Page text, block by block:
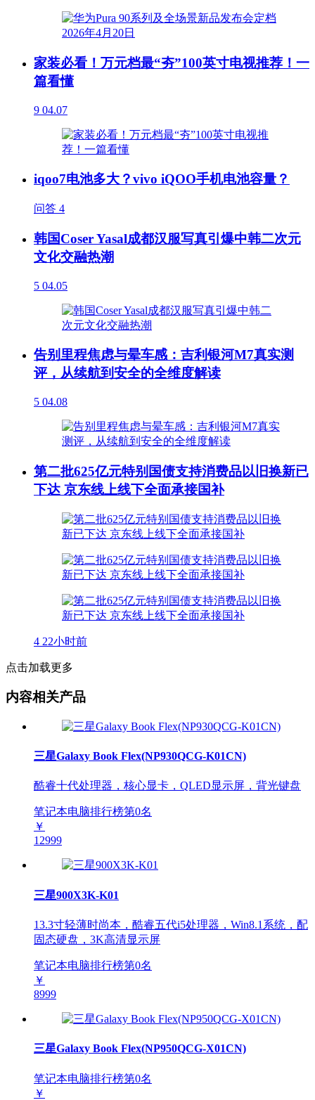
家装必看！万元档最“夯”100英寸电视推荐！一
篇看懂
9 04.07
iqoo7电池多大？vivo iQOO手机电池容量？
问答 4
韩国Coser Yasal成都汉服写真引爆中韩二次元
文化交融热潮
5 04.05
告别里程焦虑与晕车感：吉利银河M7真实测
评，从续航到安全的全维度解读
5 04.08
第二批625亿元特别国债支持消费品以旧换新已
下达 京东线上线下全面承接国补
4 22小时前
点击加载更多
内容相关产品
三星Galaxy Book Flex(NP930QCG-K01CN)
酷睿十代处理器，核心显卡，QLED显示屏，背光键盘
笔记本电脑排行榜第0名
￥
12999
三星900X3K-K01
13.3寸轻薄时尚本，酷睿五代i5处理器，Win8.1系统，配
固态硬盘，3K高清显示屏
笔记本电脑排行榜第0名
￥
8999
三星Galaxy Book Flex(NP950QCG-X01CN)
笔记本电脑排行榜第0名
￥